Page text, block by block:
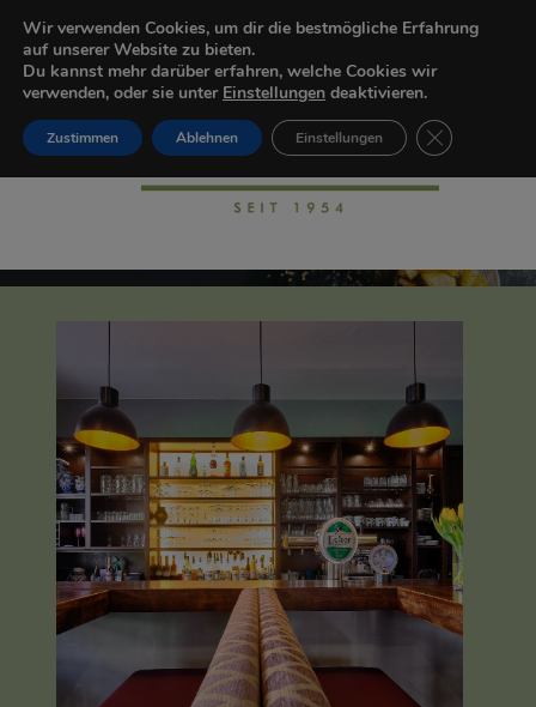
Wir verwenden Cookies, um dir die bestmögliche Erfahrung
auf unserer Website zu bieten.
Du kannst mehr darüber erfahren, welche Cookies wir
verwenden, oder sie unter Einstellungen deaktivieren.
Zustimmen Ablehnen Einstellungen GDPR